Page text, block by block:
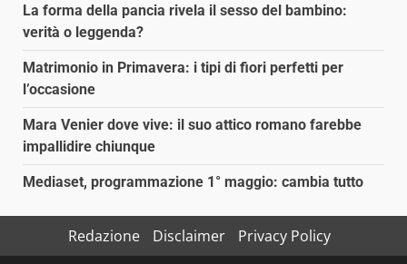
La forma della pancia rivela il sesso del bambino:
verità o leggenda?
Matrimonio in Primavera: i tipi di fiori perfetti per
l’occasione
Mara Venier dove vive: il suo attico romano farebbe
impallidire chiunque
Mediaset, programmazione 1° maggio: cambia tutto
Redazione Disclaimer
Privacy Policy